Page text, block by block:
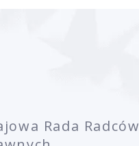
Rada Radców